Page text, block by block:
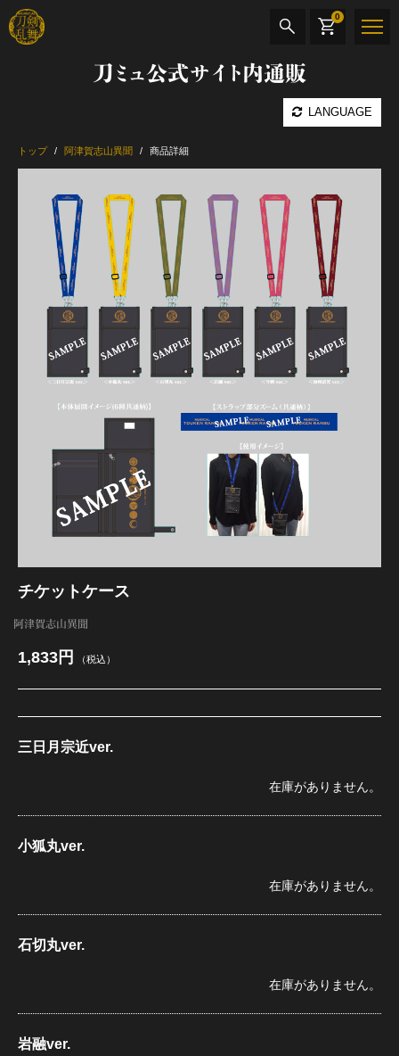
刀ミュ公式サイト内通販
LANGUAGE
0
最新カテゴリー
加州清光 単騎出陣 極
江 おん すていじ かうんとだうんぱーてぃー
トップ 阿津賀志山異聞 商品詳細
チケットケース
阿津賀志山異聞
1,833円 （税込）
三日月宗近ver.
在庫がありません。
小狐丸ver.
在庫がありません。
石切丸ver.
在庫がありません。
岩融ver.